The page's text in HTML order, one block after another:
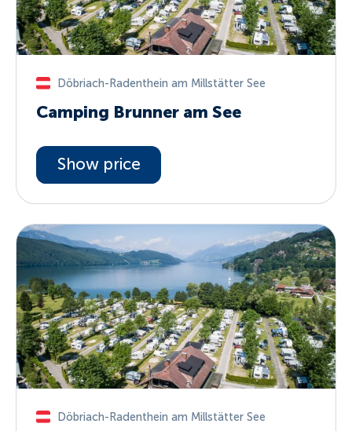
Döbriach-Radenthein am Millstätter See
Camping Brunner am See
Show price
Döbriach-Radenthein am Millstätter See